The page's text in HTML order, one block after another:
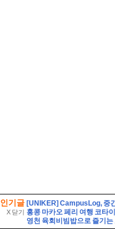
인기글
X 닫기 홍콩 마카오 페리 여행 코타
영천 육회비빔밥으로 즐기는